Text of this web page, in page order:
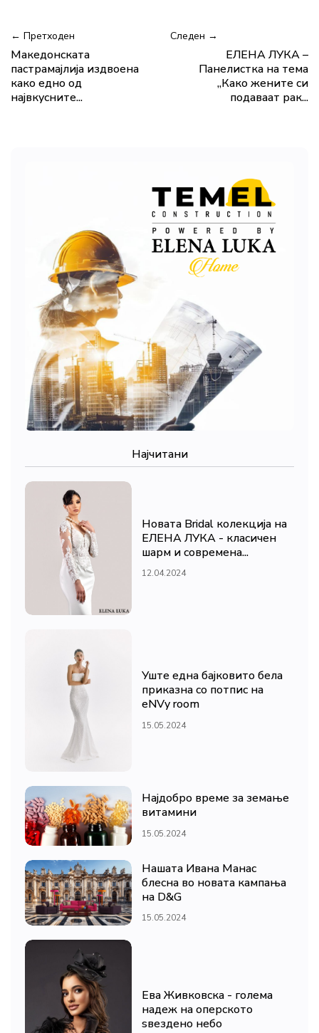
← Претходен
Македонската
пастрамајлија издвоена
како едно од
највкусните...
Следен →
ЕЛЕНА ЛУКА –
Панелистка на тема
„Како жените си
подаваат рак...
Најчитани
Новата Bridal колекција на
ЕЛЕНА ЛУКА - класичен
шарм и современа...
12.04.2024
Уште една бајковито бела
приказна со потпис на
eNVy room
15.05.2024
Најдобро време за земање
витамини
15.05.2024
Нашата Ивана Манас
блесна во новата кампања
на D&G
15.05.2024
Ева Живковска - голема
надеж на оперското
ѕвездено небо